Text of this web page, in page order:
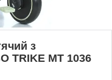
з
TRIKE MT 1036